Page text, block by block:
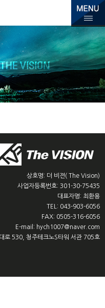
상호명: 더 비젼( The Vision)
사업자등록번호: 301-30-75435
대표자명: 최환용
TEL: 043-903-6056
FAX: 0505-316-6056
E-mail: hych1007@naver.com
로 530, 청주테크노S타워 서관 705호